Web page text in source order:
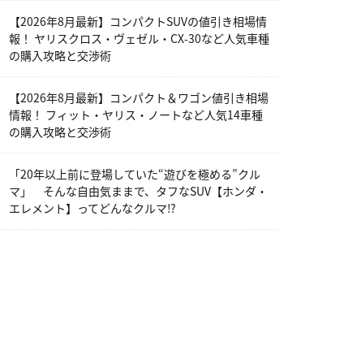
【2026年8月最新】コンパクトSUVの値引き相場情
報！ ヤリスクロス・ヴェゼル・CX-30など人気車種
の購入攻略と交渉術
【2026年8月最新】コンパクト＆ワゴン値引き相場
情報！ フィット・ヤリス・ノートなど人気14車種
の購入攻略と交渉術
「20年以上前に登場していた“遊びを極める”クル
マ」 そんな自由気ままで、タフなSUV【ホンダ・
エレメント】ってどんなクルマ⁉︎